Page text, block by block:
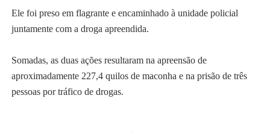
Ele foi preso em flagrante e encaminhado à unidade policial
juntamente com a droga apreendida.
Somadas, as duas ações resultaram na apreensão de
aproximadamente 227,4 quilos de maconha e na prisão de três
pessoas por tráfico de drogas.